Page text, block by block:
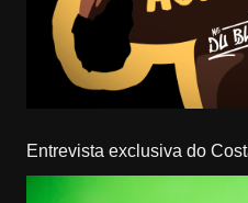
Entrevista exclusiva do